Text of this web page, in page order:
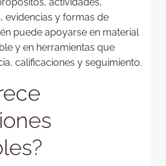
actividades,
evidencias y formas de
puede apoyarse en material
y en herramientas que
calificaciones y seguimiento.